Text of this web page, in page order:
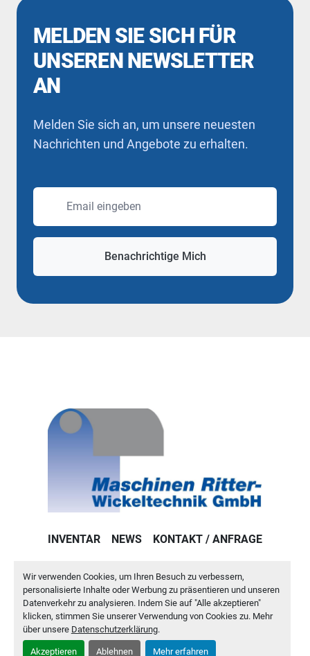
Wir verwenden Cookies, um Ihren Besuch zu verbessern,
personalisierte Inhalte oder Werbung zu präsentieren und unseren
Datenverkehr zu analysieren. Indem Sie auf "Alle akzeptieren"
klicken, stimmen Sie unserer Verwendung von Cookies zu. Mehr
über unsere Datenschutzerklärung.
Akzeptieren Ablehnen Mehr erfahren
MELDEN SIE SICH FÜR
UNSEREN NEWSLETTER
AN
Melden Sie sich an, um unsere neuesten
Nachrichten und Angebote zu erhalten.
Benachrichtige Mich
INVENTAR NEWS KONTAKT / ANFRAGE
Machinio System-Website vonMachinio
Cookie-Einstellungen